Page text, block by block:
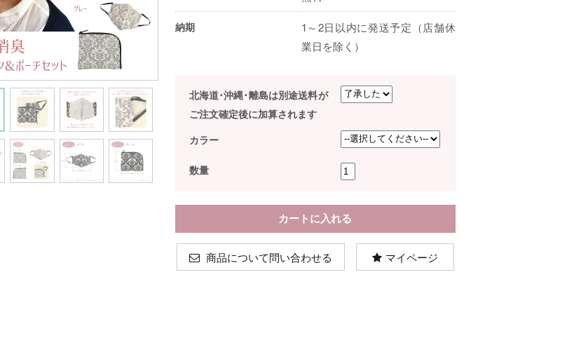
納期
1～2日以内に発送予定（店舗休
業日を除く）
北海道･沖縄･離島は別途送料が
ご注文確定後に加算されます
カラー
数量
商品について問い合わせる マイページ